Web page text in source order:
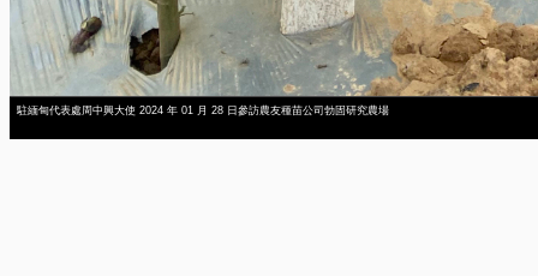
駐緬甸代表處周中興大使 2024 年 01 月 28 日參訪農友種苗公司勃固研究農場